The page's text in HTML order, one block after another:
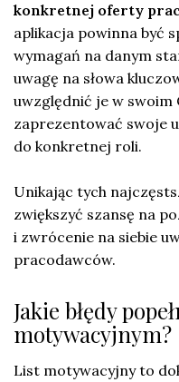
konkretnej oferty
aplikacja powinna być
wymagań na danym
uwagę na słowa
uwzględnić je w swoim
zaprezentować swoje
do konkretnej roli.
Unikając tych
zwiększyć szansę na
i zwrócenie na siebie
pracodawców.
Jakie błędy
motywacyjnym?
List motywacyjny to